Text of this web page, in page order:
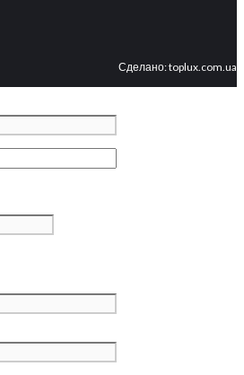
Сделано:toplux.com.ua